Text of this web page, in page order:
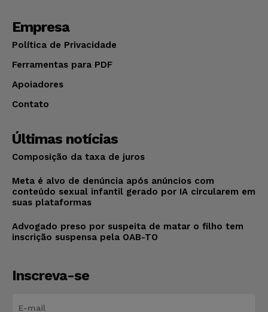
Empresa
Política de Privacidade
Ferramentas para PDF
Apoiadores
Contato
Últimas notícias
Composição da taxa de juros
Meta é alvo de denúncia após anúncios com
conteúdo sexual infantil gerado por IA circularem em
suas plataformas
Advogado preso por suspeita de matar o filho tem
inscrição suspensa pela OAB-TO
Inscreva-se